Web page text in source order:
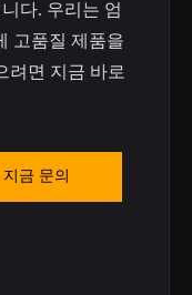
다. 우리는 엄
고품질 제품을
려면 지금 바로
지금 문의